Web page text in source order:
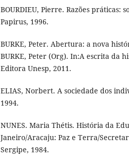
BOURDIEU, Pierre. Razões práticas:
Papirus, 1996.
BURKE, Peter. Abertura: a nova
BURKE, Peter (Org). In:A escrita da
Editora Unesp, 2011.
ELIAS, Norbert. A sociedade dos
1994.
NUNES. Maria Thétis. História da
Janeiro/Aracaju: Paz e Terra/
Sergipe, 1984.